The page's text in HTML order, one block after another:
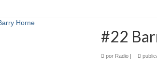
#22
por Radio|